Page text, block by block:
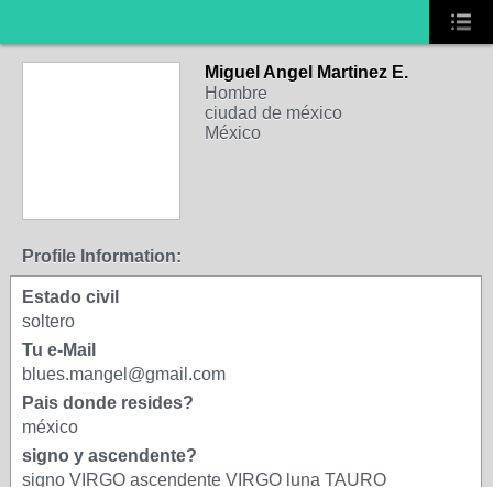
Miguel Angel Martinez E.
Hombre
ciudad de méxico
México
Profile Information:
Estado civil
soltero
Tu e-Mail
blues.mangel@gmail.com
Pais donde resides?
méxico
signo y ascendente?
signo VIRGO ascendente VIRGO luna TAURO